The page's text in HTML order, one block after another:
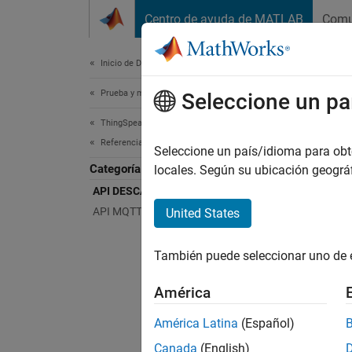
Centro de ayuda de MATLAB
Inicio de Documentación
Prueba y medición
ThingSpeak
Referencia de API
Categoría
API DESCANSO
API MQTT
Esta
La
Seleccione un
Seleccione un país/idioma para
locales. Según su ubicación
United States
También puede seleccionar uno
América
América Latina (Español)
Canada (English)